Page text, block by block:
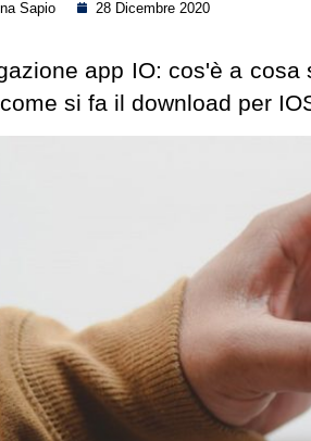
Sapio 28 Dicembre 2020
app IO: cos'è a
si fa il download per